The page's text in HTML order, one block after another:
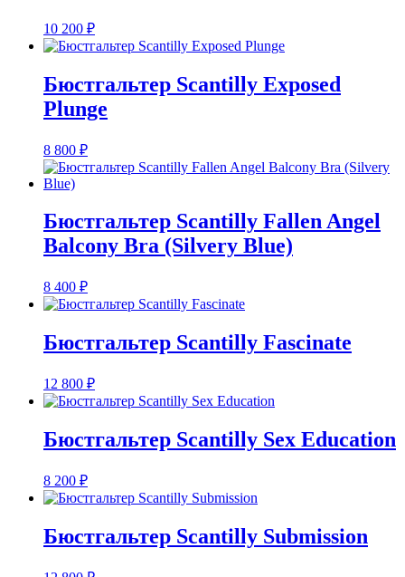
10 200 ₽
Бюстгальтер Scantilly Exposed
Plunge
8 800 ₽
Бюстгальтер Scantilly Fallen Angel
Balcony Bra (Silvery Blue)
8 400 ₽
Бюстгальтер Scantilly Fascinate
12 800 ₽
Бюстгальтер Scantilly Sex Education
8 200 ₽
Бюстгальтер Scantilly Submission